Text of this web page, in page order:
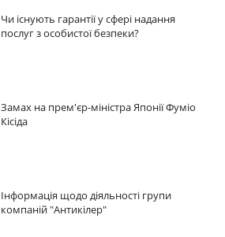
Чи існують гарантії у сфері надання
послуг з особистої безпеки?
Замах на прем'єр-міністра Японії Фуміо
Кісіда
Інформація щодо діяльності групи
компаній "Антикілер"